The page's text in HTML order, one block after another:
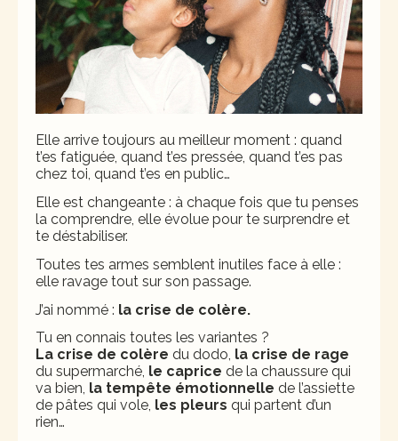
Elle arrive toujours au meilleur moment : quand
t’es fatiguée, quand t’es pressée, quand t’es pas
chez toi, quand t’es en public…
Elle est changeante : à chaque fois que tu penses
la comprendre, elle évolue pour te surprendre et
te déstabiliser.
Toutes tes armes semblent inutiles face à elle :
elle ravage tout sur son passage.
J’ai nommé : la crise de colère.
Tu en connais toutes les variantes ?
La crise de colère du dodo, la crise de rage
du supermarché, le caprice de la chaussure qui
va bien, la tempête émotionnelle de l’assiette
de pâtes qui vole, les pleurs qui partent d’un
rien…